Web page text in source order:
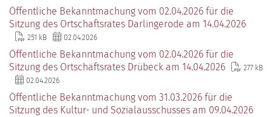
Öffentliche Bekanntmachung vom 02.04.2026 für die
Sitzung des Ortschaftsrates Darlingerode am 14.04.2026
251 kB 02.04.2026
Öffentliche Bekanntmachung vom 02.04.2026 für die
Sitzung des Ortschaftsrates Drübeck am 14.04.2026
277 kB
02.04.2026
Öffentliche Bekanntmachung vom 31.03.2026 für die
Sitzung des Kultur- und Sozialausschusses am 09.04.2026